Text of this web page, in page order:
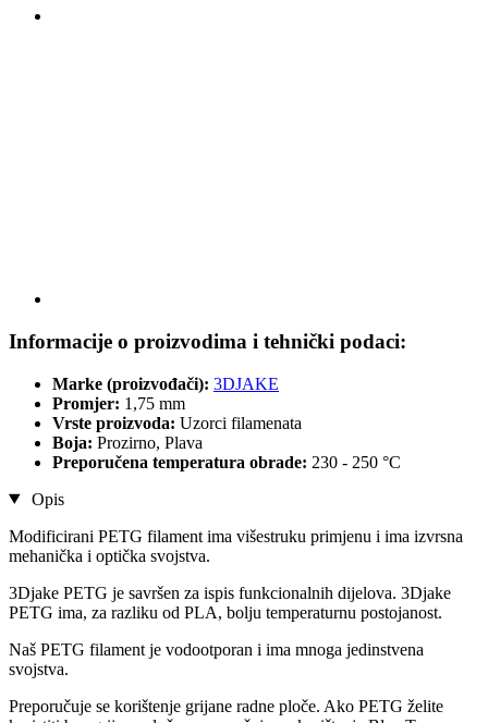
Informacije o proizvodima i tehnički podaci:
Marke (proizvođači): 3DJAKE
Promjer: 1,75 mm
Vrste proizvoda: Uzorci filamenata
Boja: Prozirno, Plava
Preporučena temperatura obrade: 230 - 250 °C
Opis
Modificirani PETG filament ima višestruku primjenu i ima izvrsna
mehanička i optička svojstva.
3Djake PETG je savršen za ispis funkcionalnih dijelova. 3Djake
PETG ima, za razliku od PLA, bolju temperaturnu postojanost.
Naš PETG filament je vodootporan i ima mnoga jedinstvena
svojstva.
Preporučuje se korištenje grijane radne ploče. Ako PETG želite